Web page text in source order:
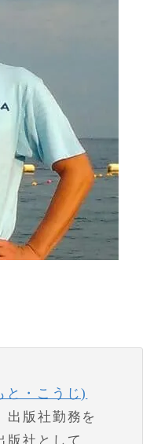
と・こうじ)
出版社勤務を
版社として